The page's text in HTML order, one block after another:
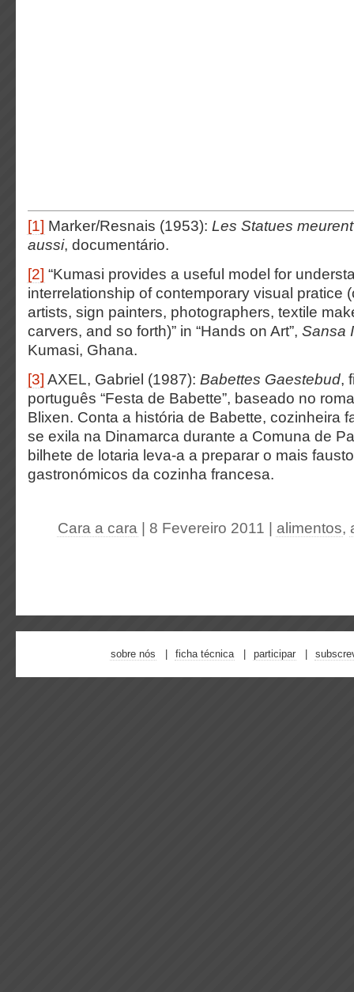
[1] Marker/Resnais (1953): Les Statues meurent
aussi, documentário.
[2] “Kumasi provides a useful model for
interrelationship of contemporary visual pratice
artists, sign painters, photographers, textile
carvers, and so forth)” in “Hands on Art”, Sansa
Kumasi, Ghana.
[3] AXEL, Gabriel (1987): Babettes Gaestebud,
português “Festa de Babette”, baseado no
Blixen. Conta a história de Babette, cozinheira
se exila na Dinamarca durante a Comuna de
bilhete de lotaria leva-a a preparar o mais
gastronómicos da cozinha francesa.
Cara a cara | 8 Fevereiro 2011 | alimentos,
sobre nós ficha técnica participar